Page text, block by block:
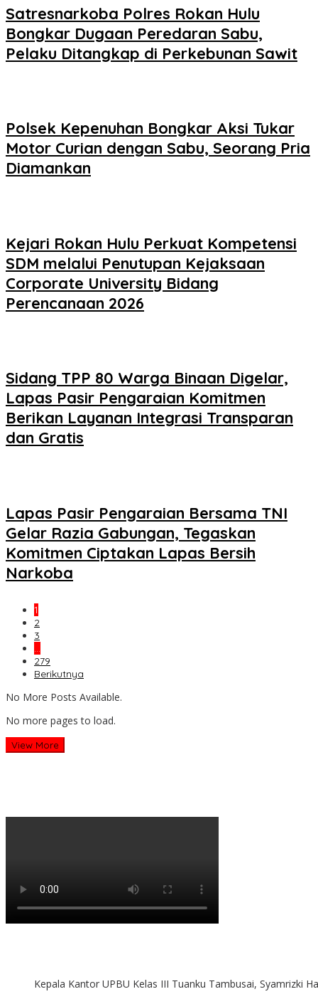
Satresnarkoba Polres Rokan Hulu
Bongkar Dugaan Peredaran Sabu,
Pelaku Ditangkap di Perkebunan Sawit
Polsek Kepenuhan Bongkar Aksi Tukar
Motor Curian dengan Sabu, Seorang Pria
Diamankan
Kejari Rokan Hulu Perkuat Kompetensi
SDM melalui Penutupan Kejaksaan
Corporate University Bidang
Perencanaan 2026
Sidang TPP 80 Warga Binaan Digelar,
Lapas Pasir Pengaraian Komitmen
Berikan Layanan Integrasi Transparan
dan Gratis
Lapas Pasir Pengaraian Bersama TNI
Gelar Razia Gabungan, Tegaskan
Komitmen Ciptakan Lapas Bersih
Narkoba
1
2
3
…
279
Berikutnya
No More Posts Available.
No more pages to load.
View More
Kepala Kantor UPBU Kelas III Tuanku Tambusai, Syamrizki